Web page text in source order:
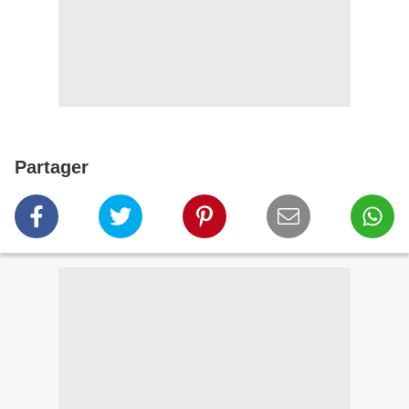
Partager